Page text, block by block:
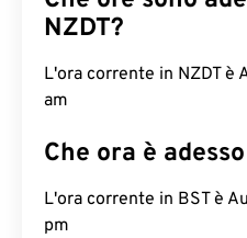
NZDT?
L'ora corrente in NZDT è
am
Che ora è
L'ora corrente in BST è
pm